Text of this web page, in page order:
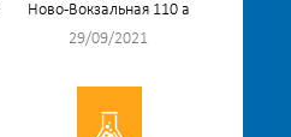
Ново-Вокзальная 110 а
29/09/2021